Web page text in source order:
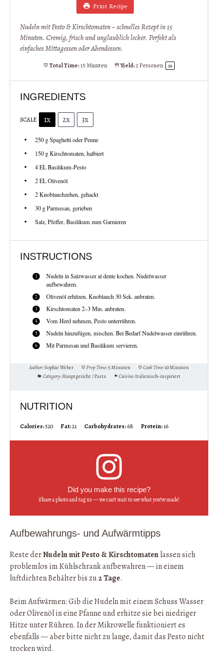
Print Recipe
Nudeln mit Pesto & Kirschtomaten – schnelles Rezept in 15
Minuten. Cremig, frisch und unglaublich lecker. Perfekt als
einfaches Mittagessen oder Abendessen.
Total Time:15 Minuten Yield:2Personen 1x
INGREDIENTS
SCALE 1x 2x 3x
250 gSpaghetti oder Penne
150 gKirschtomaten, halbiert
4EL Basilikum-Pesto
2EL Olivenöl
2Knoblauchzehen, gehackt
30 gParmesan, gerieben
Salz, Pfeffer, Basilikum zum Garnieren
INSTRUCTIONS
Nudeln in Salzwasser al dente kochen. Nudelwasser
aufbewahren.
Olivenöl erhitzen, Knoblauch 30 Sek. anbraten.
Kirschtomaten 2–3 Min. anbraten.
Vom Herd nehmen, Pesto unterrühren.
Nudeln hinzufügen, mischen. Bei Bedarf Nudelwasser einrühren.
Mit Parmesan und Basilikum servieren.
Author: Sophie Weber Prep Time: 5 Minuten Cook Time:10 Minuten
Category:Hauptgericht / Pasta Cuisine:Italienisch-inspiriert
NUTRITION
Calories:520 Fat:21 Carbohydrates:68 Protein:16
Did you make this recipe?
Share a photo and tag us — we can’t wait to see what you’ve made!
Aufbewahrungs- und Aufwärmtipps
Reste derNudeln mit Pesto & Kirschtomatenlassen sich
problemlos im Kühlschrank aufbewahren — in einem
luftdichten Behälter bis zu2 Tage.
Beim Aufwärmen: Gib die Nudeln mit einem Schuss Wasser
oder Olivenöl in eine Pfanne und erhitze sie bei niedriger
Hitze unter Rühren. In der Mikrowelle funktioniert es
ebenfalls — aber bitte nicht zu lange, damit das Pesto nicht
trocken wird.